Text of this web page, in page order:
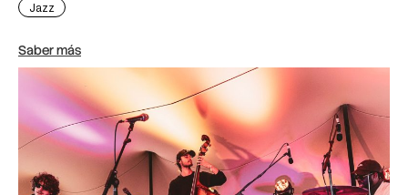
Jazz
Saber más